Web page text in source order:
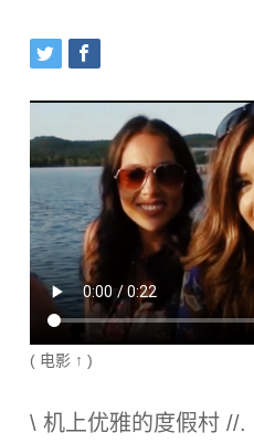
( 电影 ↑ )
\ 机上优雅的度假村 //.